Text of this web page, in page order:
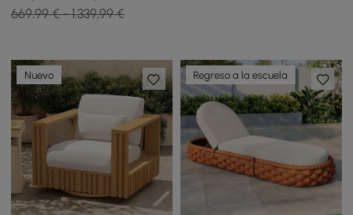
669,99 € - 1.339,99 €
Nuevo Regreso a la escuela